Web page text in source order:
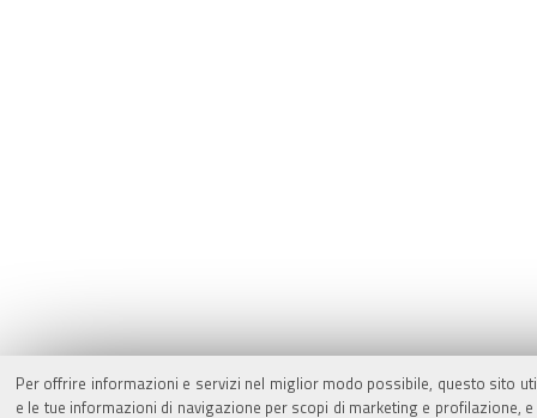
Per offrire informazioni e servizi nel miglior modo possibile, questo sito
e le tue informazioni di navigazione per scopi di marketing e